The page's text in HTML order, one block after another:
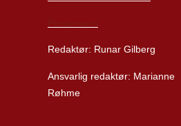
Redaktør: Runar Gilberg
Ansvarlig redaktør: Marianne
Røhme